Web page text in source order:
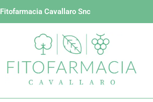
Vai
Fitofarmacia Cavallaro Snc